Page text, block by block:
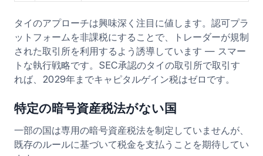
タイのアプローチは興味深く注目に値します。認可プラ
ットフォームを非課税にすることで、トレーダーが規制
された取引所を利用するよう誘導しています — スマー
トな執行戦略です。SEC承認のタイの取引所で取引す
れば、2029年までキャピタルゲイン税はゼロです。
特定の暗号資産税法がない国
一部の国は専用の暗号資産税法を制定していませんが、
既存のルールに基づいて税金を支払うことを期待してい